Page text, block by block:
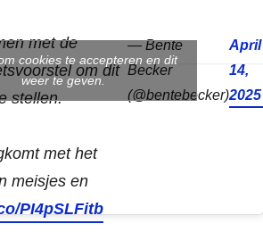
met de
om dit
stellen.
met het
meisjes en
PI4pSLFitb
— Bente
Becker
(@bentebecker)
April
14,
2025
cookies te accepteren en dit
weer te geven.